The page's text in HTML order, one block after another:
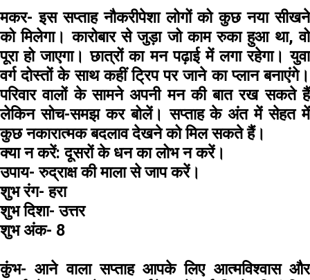
मकर-इस सप्ताह नौकरीपेशा लोगों को कुछ नया सीखने
को मिलेगा। कारोबार से जुड़ा जो काम रुका हुआ था, वो
पूरा हो जाएगा। छात्रों का मन पढ़ाई में लगा रहेगा। युवा
वर्ग दोस्तों के साथ कहीं ट्रिप पर जाने का प्लान बनाएंगे।
परिवार वालों के सामने अपनी मन की बात रख सकते हैं
लेकिन सोच-समझ कर बोलें। सप्ताह के अंत में सेहत में
कुछ नकारात्मक बदलाव देखने को मिल सकते हैं।
क्या न करें: दूसरों के धन का लोभ न करें।
उपाय- रुद्राक्ष की माला से जाप करें।
शुभ रंग-हरा
शुभ दिशा- उत्तर
शुभ अंक- 8
कुंभ-आने वाला सप्ताह आपके लिए आत्मविश्वास और